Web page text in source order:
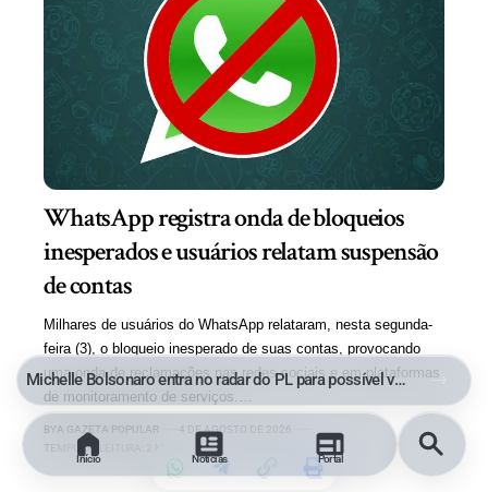
Entre a Comoção e o Marketing Político: O Limite da Exploração de uma Tragédia
Início Notícias Portal
WhatsApp registra onda de bloqueios
inesperados e usuários relatam suspensão
de contas
Milhares de usuários do WhatsApp relataram, nesta segunda-
feira (3), o bloqueio inesperado de suas contas, provocando
uma onda de reclamações nas redes sociais e em plataformas
de monitoramento de serviços.…
BYA GAZETA POPULAR
4 DE AGOSTO DE 2026
TEMPO DE LEITURA: 2 MINUTOS